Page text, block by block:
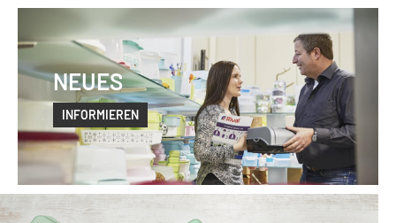
NEUES
INFORMIEREN